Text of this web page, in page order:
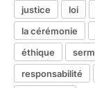
justice loi
la cérémonie
éthique
responsabilité